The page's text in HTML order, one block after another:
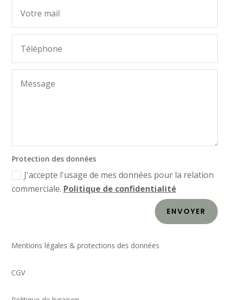
Protection des données
J'accepte l'usage de mes données pour la relation
commerciale. Politique de confidentialité
ENVOYER
Mentions légales & protections des données
CGV